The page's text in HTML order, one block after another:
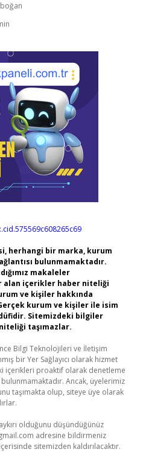
herhangi bir marka, kurum
bulunmamaktadır.
makaleler
alan içerikler haber niteliği
ve kişiler hakkında
kurum ve kişiler ile isim
Sitemizdeki bilgiler
taşımazlar.
Bilgi Teknolojileri ve İletişim
bir Yer Sağlayıcı olarak hizmet
içerikleri proaktif olarak denetleme
Ancak, üyelerimiz
taşımakta olup, siteye üye olarak
olduğunu düşündüğünüz
adresine bildirmeniz
sitemizden kaldırılacaktır.